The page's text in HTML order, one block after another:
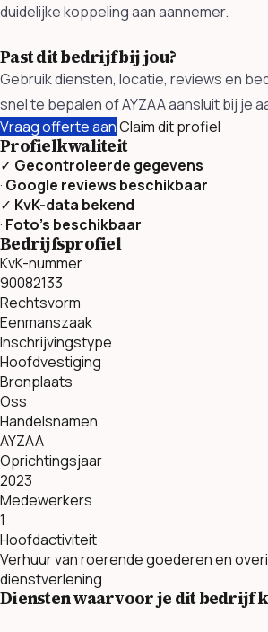
duidelijke koppeling aan aannemer.
Past dit bedrijf bij jou?
Gebruik diensten, locatie, reviews en
snel te bepalen of AYZAA aansluit bij je
Vraag offerte aanClaim dit profiel
Profielkwaliteit
✓ Gecontroleerde gegevens
· Google reviews beschikbaar
✓ KvK-data bekend
· Foto’s beschikbaar
Bedrijfsprofiel
KvK-nummer
90082133
Rechtsvorm
Eenmanszaak
Inschrijvingstype
Hoofdvestiging
Bronplaats
Oss
Handelsnamen
AYZAA
Oprichtingsjaar
2023
Medewerkers
1
Hoofdactiviteit
Verhuur van roerende goederen en
dienstverlening
Diensten waarvoor je dit bedrijf